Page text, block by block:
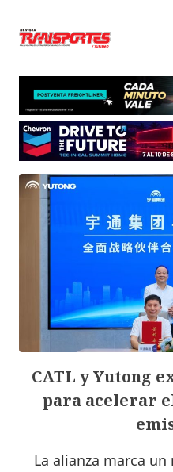
CATL y Yutong
para acelerar
La alianza marca